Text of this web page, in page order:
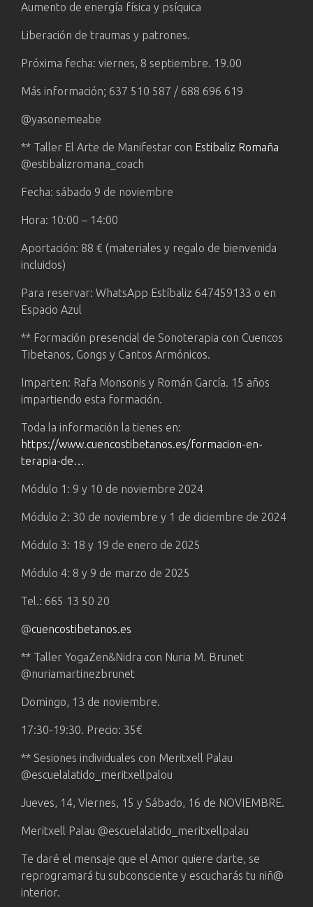
Aumento de energía física y psíquica
Liberación de traumas y patrones.
Próxima fecha: viernes, 8 septiembre. 19.00
Más información; 637 510 587 / 688 696 619
@yasonemeabe
** Taller El Arte de Manifestar con Estibaliz Romaña
@estibalizromana_coach
Fecha: sábado 9 de noviembre
Hora: 10:00 – 14:00
Aportación: 88 € (materiales y regalo de bienvenida
incluidos)
Para reservar: WhatsApp Estíbaliz 647459133 o en
Espacio Azul
** Formación presencial de Sonoterapia con Cuencos
Tibetanos, Gongs y Cantos Armónicos.
Imparten: Rafa Monsonis y Román García. 15 años
impartiendo esta formación.
Toda la información la tienes en:
https://www.cuencostibetanos.es/formacion-en-
terapia-de…
Módulo 1: 9 y 10 de noviembre 2024
Módulo 2: 30 de noviembre y 1 de diciembre de 2024
Módulo 3: 18 y 19 de enero de 2025
Módulo 4: 8 y 9 de marzo de 2025
Tel.: 665 13 50 20
@cuencostibetanos.es
** Taller YogaZen&Nidra con Nuria M. Brunet
@nuriamartinezbrunet
Domingo, 13 de noviembre.
17:30-19:30. Precio: 35€
** Sesiones individuales con Meritxell Palau
@escuelalatido_meritxellpalou
Jueves, 14, Viernes, 15 y Sábado, 16 de NOVIEMBRE.
Meritxell Palau @escuelalatido_meritxellpalau
Te daré el mensaje que el Amor quiere darte, se
reprogramará tu subconsciente y escucharás tu niñ@
interior.